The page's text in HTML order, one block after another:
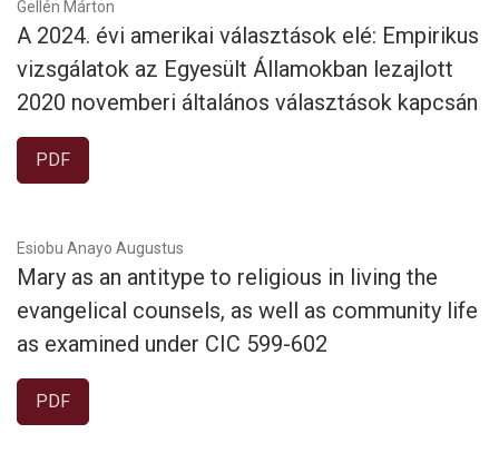
Gellén Márton
A 2024. évi amerikai választások elé: Empirikus
vizsgálatok az Egyesült Államokban lezajlott
2020 novemberi általános választások kapcsán
PDF
Esiobu Anayo Augustus
Mary as an antitype to religious in living the
evangelical counsels, as well as community life
as examined under CIC 599-602
PDF